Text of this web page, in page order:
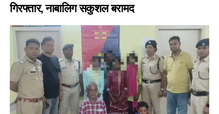
गिरफ्तार, नाबालिग सकुशल बरामद